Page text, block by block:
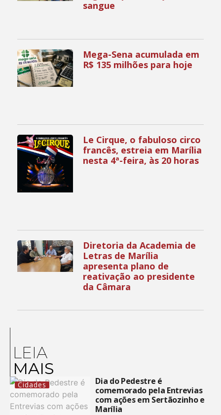
sangue
Mega-Sena acumulada em
R$ 135 milhões para hoje
Le Cirque, o fabuloso circo
francês, estreia em Marília
nesta 4ª-feira, às 20 horas
Diretoria da Academia de
Letras de Marília
apresenta plano de
reativação ao presidente
da Câmara
LEIA
MAIS
Cidades
Dia do Pedestre é
comemorado pela Entrevias
com ações em Sertãozinho e
Marília